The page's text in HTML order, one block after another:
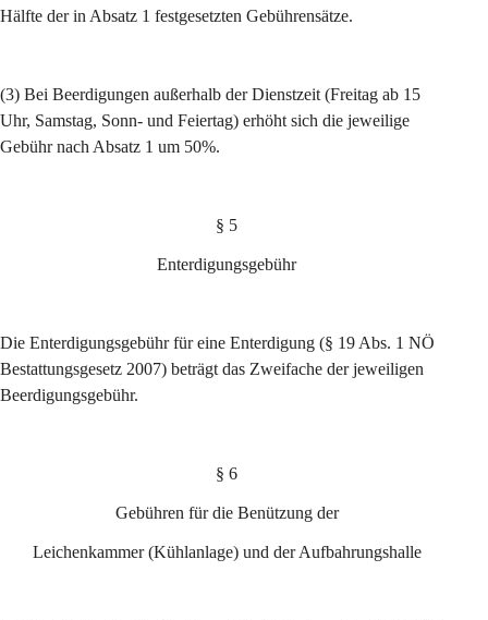
Hälfte der in Absatz 1 festgesetzten Gebührensätze.
(3) Bei Beerdigungen außerhalb der Dienstzeit (Freitag ab 15
Uhr, Samstag, Sonn- und Feiertag) erhöht sich die jeweilige
Gebühr nach Absatz 1 um 50%.
§ 5
Enterdigungsgebühr
Die Enterdigungsgebühr für eine Enterdigung (§ 19 Abs. 1 NÖ
Bestattungsgesetz 2007) beträgt das Zweifache der jeweiligen
Beerdigungsgebühr.
§ 6
Gebühren für die Benützung der
Leichenkammer (Kühlanlage) und der Aufbahrungshalle